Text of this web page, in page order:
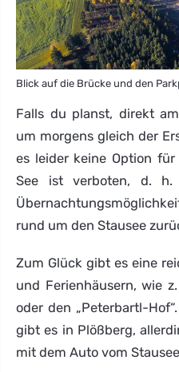
Blick auf die Brücke und den
Falls du planst, direkt
um morgens gleich der
es leider keine Option
See ist verboten, d.
rund um den Stausee
Zum Glück gibt es eine
und Ferienhäusern, wie
oder den „Peterbartl-
gibt es in Plößberg,
mit dem Auto vom